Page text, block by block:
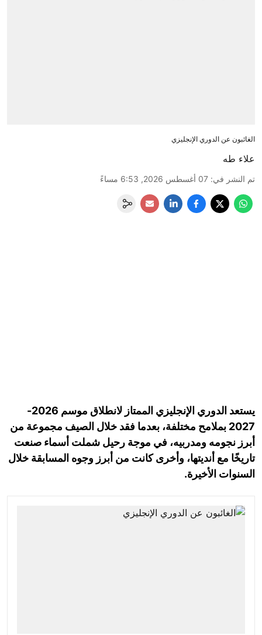
الغائبون عن الدوري الإنجليزي
علاء طه
تم النشر في: 07 أغسطس 2026, 6:53 مساءً
يستعد الدوري الإنجليزي الممتاز لانطلاق موسم 2026-
2027 بملامح مختلفة، بعدما فقد خلال الصيف مجموعة من
أبرز نجومه ومدربيه، في موجة رحيل شملت أسماء صنعت
تاريخًا مع أنديتها، وأخرى كانت من أبرز وجوه المسابقة خلال
السنوات الأخيرة.